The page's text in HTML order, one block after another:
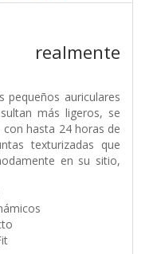
pequeños auriculares
más ligeros, se
hasta 24 horas de
texturizadas que
en su sitio,